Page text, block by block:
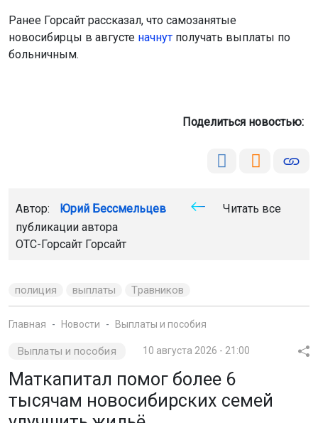
Ранее Горсайт рассказал, что самозанятые
новосибирцы в августе начнут получать выплаты по
больничным.
Поделиться новостью:
Автор: Юрий Бессмельцев
Читать все
публикации автора
ОТС-Горсайт Горсайт
полиция выплаты Травников
Главная Новости Выплаты и пособия
Выплаты и пособия 10 августа 2026 - 21:00
Маткапитал помог более 6
тысячам новосибирских семей